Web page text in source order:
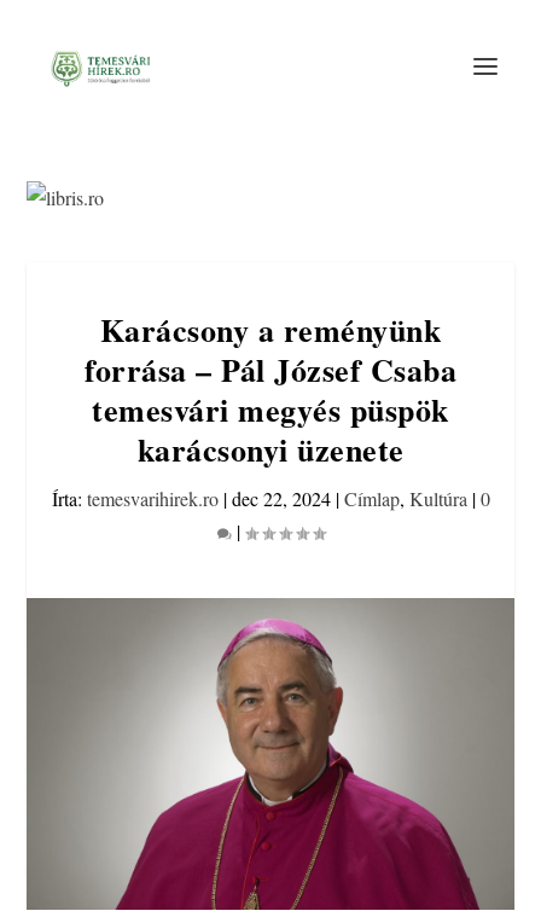
Karácsony a reményünk
forrása – Pál József Csaba
temesvári megyés püspök
karácsonyi üzenete
Írta: temesvarihirek.ro|dec 22, 2024|Címlap, Kultúra |0
|